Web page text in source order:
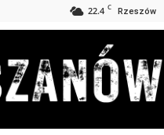
22.4 C Rzeszów